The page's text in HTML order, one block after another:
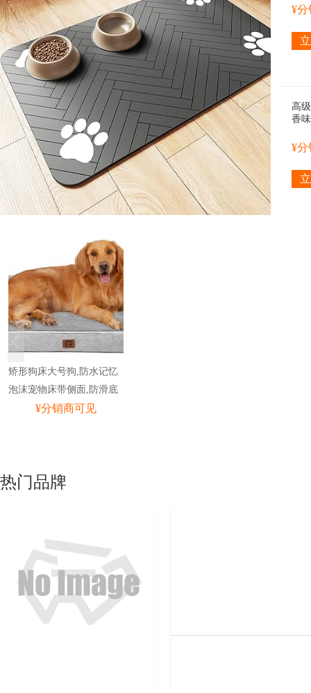
(绿
¥分
高
香
¥分
矫形狗床大号狗,防水记忆
泡沫宠物床带侧面,防滑底
部大号宠物床,带可洗可拆
¥分销商可见
热门品牌